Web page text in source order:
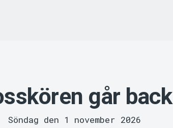
går back
Söndag den 1 november 2026